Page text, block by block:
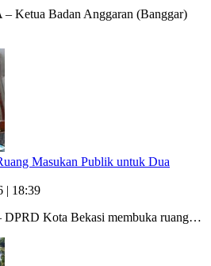
Ketua Badan Anggaran (Banggar)
Masukan Publik untuk Dua
| 18:39
DPRD Kota Bekasi membuka ruang…